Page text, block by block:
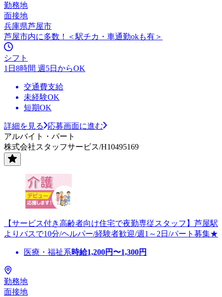
勤務地
面接地
兵庫県芦屋市
芦屋市内に多数！＜駅チカ・車通勤okも有＞
シフト
1日8時間 週5日からOK
交通費支給
未経験OK
短期OK
詳細を見る
応募画面に進む
アルバイト・パート
株式会社スタッフサービス/H10495169
【サービス付き高齢者向け住宅で夜勤専従スタッフ】芦屋駅
よりバスで10分/ヘルパー/経験者歓迎/週1～2日/パート募集★
医療・福祉系時給1,200円〜1,300円
勤務地
面接地